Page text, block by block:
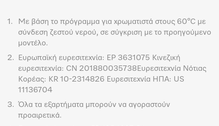
1.
Με βάση το πρόγραμμα για χρωματιστά στους 60°C με
σύνδεση ζεστού νερού, σε σύγκριση με το προηγούμενο
μοντέλο.
2.
Ευρωπαϊκή ευρεσιτεχνία: EP 3631075 Κινεζική
ευρεσιτεχνία: CN 201880035738Ευρεσιτεχνία Νότιας
Κορέας: KR 10-2314826 Ευρεσιτεχνία ΗΠΑ: US
11136704
3. Όλα τα εξαρτήματα μπορούν να αγοραστούν
προαιρετικά.